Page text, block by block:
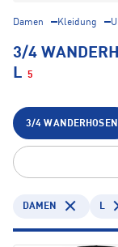
Damen Kleidung
3/4
L 5
3/4 WANDERHOSEN
DAMEN L